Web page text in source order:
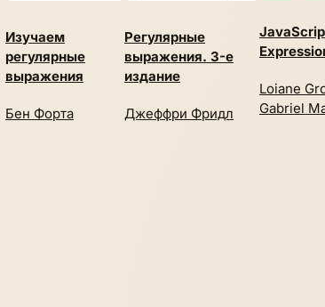
Изучаем
регулярные
выражения
Бен Форта
Регулярные
выражения. 3-е
издание
Джеффри Фридл
Loiane
Gabriel